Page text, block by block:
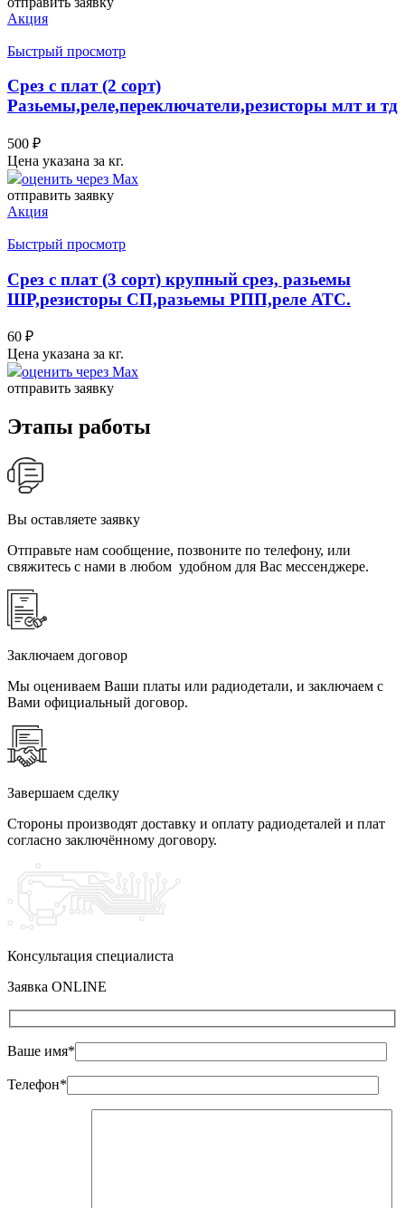
Акция
Быстрый просмотр
Срез с плат (2 сорт)
Разьемы,реле,переключатели,резисторы млт и тд
500 ₽
Цена указана за кг.
оценить через Max
отправить заявку
Акция
Быстрый просмотр
Срез с плат (3 сорт) крупный срез, разьемы
ШР,резисторы СП,разьемы РПП,реле АТС.
60 ₽
Цена указана за кг.
оценить через Max
отправить заявку
Этапы работы
Вы оставляете заявку
Отправьте нам сообщение, позвоните по телефону, или
свяжитесь с нами в любом удобном для Вас мессенджере.
Заключаем договор
Мы оцениваем Ваши платы или радиодетали, и заключаем с
Вами официальный договор.
Завершаем сделку
Стороны производят доставку и оплату радиодеталей и плат
согласно заключённому договору.
Консультация специалиста
Заявка ONLINE
Ваше имя*
Телефон*